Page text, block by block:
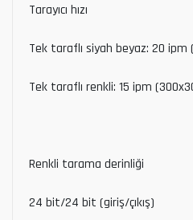
Tarayıcı hızı
Tek taraflı siyah beyaz: 20 ipm
Tek taraflı renkli: 15 ipm
Renkli tarama derinliği
24 bit/24 bit (giriş/çıkış)